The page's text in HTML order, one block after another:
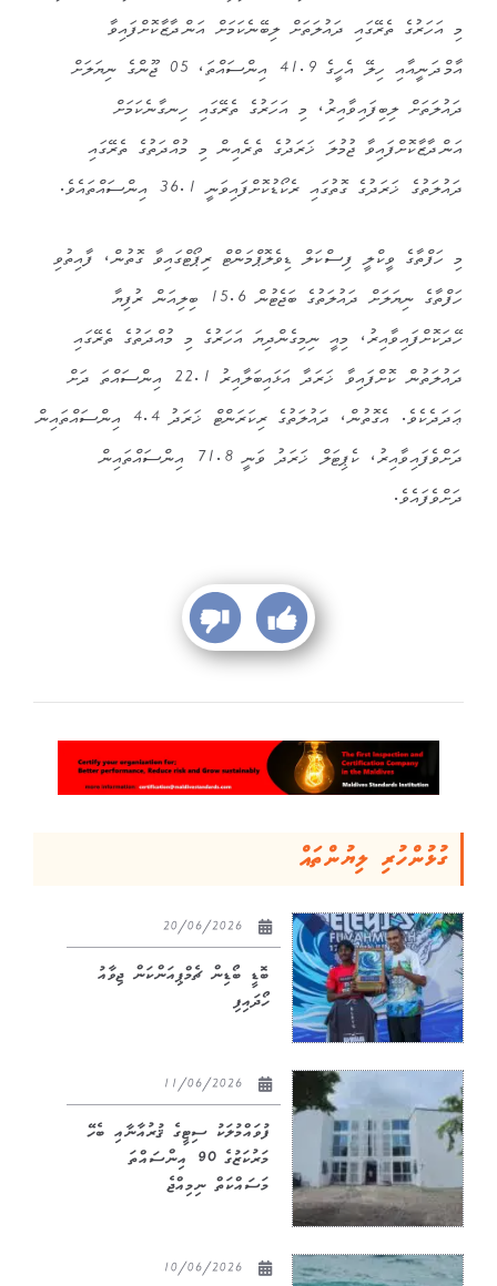
މި އަހަރުގެ ތެރޭގައި ދައުލަތަށް ލިބޭނެކަމަށް އަންދާޒާކޮށްފައިވާ
އާމްދަނީއާއި ހިލޭ އެހީގެ 41.9 އިންސައްތަ، 05 ޖޫންގެ ނިޔަލަށް
ދައުލަތަށް ލިބިފައިވާއިރު، މި އަހަރުގެ ތެރޭގައި ހިނގާނެކަމަށް
އަންދާޒާކޮށްފައިވާ ޖުމުލަ ޚަރަދުގެ ތެރެއިން މި މުއްދަތުގެ ތެރޭގައި
ދައުލަތުގެ ޚަރަދުގެ ގޮތުގައި ރެކޯޑުކޮށްފައިވަނީ 36.1 އިންސައްތައެވެ.
މި ހަފްތާގެ ވީކްލީ ފިސްކަލް ޑިވެލޮޕްމަންޓް ރިޕޯޓްގައިވާ ގޮތުން، ފާއިތުވި
ހަފްތާގެ ނިޔަލަށް ދައުލަތުގެ ބަޖެޓުން 15.6 ބިލިއަން ރުފިޔާ
ހޭދަކޮށްފައިވާއިރު، މިއީ ނިމިގެންދިޔަ އަހަރުގެ މި މުއްދަތުގެ ތެރޭގައި
ދައުލަތުން ކޮށްފައިވާ ޚަރަދާ އަޅައިބަލާއިރު 22.1 އިންސައްތަ ދަށް
ޢަދަދެކެވެ. އެގޮތުން، ދައުލަތުގެ ރިކަރަންޓް ޚަރަދު 4.4 އިންސައްތައިން
ދަށްވެފައިވާއިރު، ކެޕިޓަލް ޚަރަދު ވަނީ 71.8 އިންސައްތައިން
ދަށްވެފައެވެ.
ގުޅުންހުރި ލިޔުންތައް
ބޮޑީ ބޯޑިން ޗެމްޕިއަންކަން ޖިވާއު
ހޯދައިފި
ފުވައްމުލަކު ސިޓީގެ ޤުރުއާނާއި ބެހޭ
މަރުކަޒުގެ 90 އިންސައްތަ
މަސައްކަތް ނިމިއްޖެ